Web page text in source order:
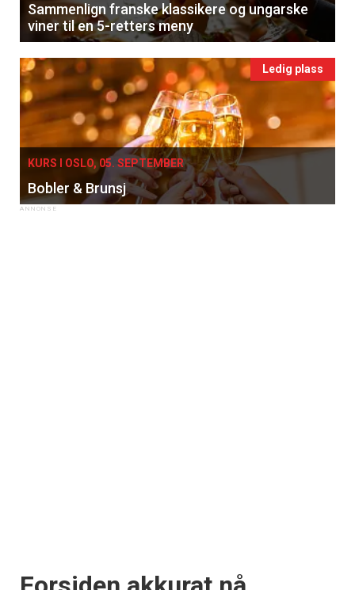
Sammenlign franske klassikere og ungarske
viner til en 5-retters meny
Ledig plass
KURS I OSLO, 05. SEPTEMBER
Bobler & Brunsj